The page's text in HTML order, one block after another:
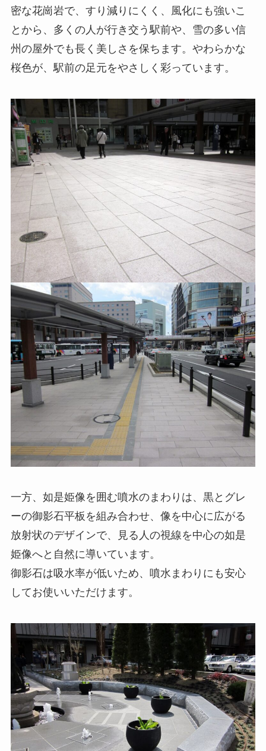
密な花崗岩で、すり減りにくく、風化にも強いこ
とから、多くの人が行き交う駅前や、雪の多い信
州の屋外でも長く美しさを保ちます。やわらかな
桜色が、駅前の足元をやさしく彩っています。
一方、如是姫像を囲む噴水のまわりは、黒とグレ
ーの御影石平板を組み合わせ、像を中心に広がる
放射状のデザインで、見る人の視線を中心の如是
姫像へと自然に導いています。
御影石は吸水率が低いため、噴水まわりにも安心
してお使いいただけます。